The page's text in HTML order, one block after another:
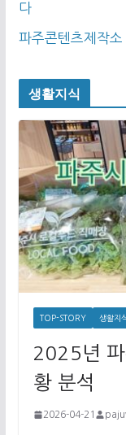
다
파주콘텐츠제작소
생활지식
TOP-STORY 생활지
2025년 파
황 분석
2026-04-21